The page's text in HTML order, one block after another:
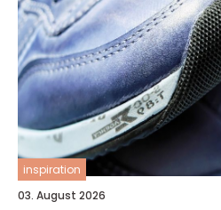
inspiration
03. August 2026